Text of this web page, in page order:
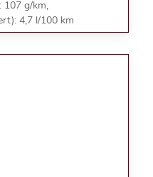
107 g/km,
4,7 l/100 km